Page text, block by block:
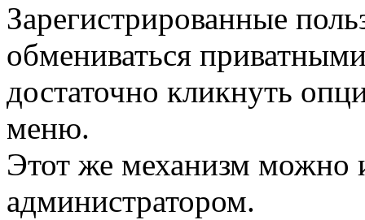
Зарегистрированные
обмениваться
достаточно кликнуть
меню.
Этот же механизм можно
администратором.